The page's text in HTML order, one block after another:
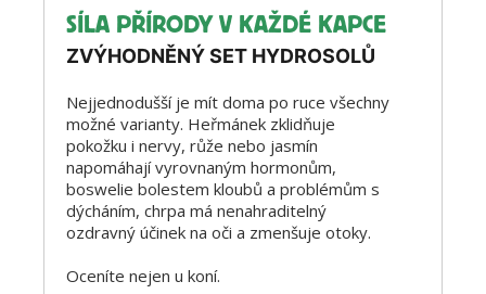
SÍLA PŘÍRODY V KAŽDÉ KAPCE
ZVÝHODNĚNÝ SET HYDROSOLŮ
Nejjednodušší je mít doma po ruce všechny
možné varianty. Heřmánek zklidňuje
pokožku i nervy, růže nebo jasmín
napomáhají vyrovnaným hormonům,
boswelie bolestem kloubů a problémům s
dýcháním, chrpa má nenahraditelný
ozdravný účinek na oči a zmenšuje otoky.
Oceníte nejen u koní.